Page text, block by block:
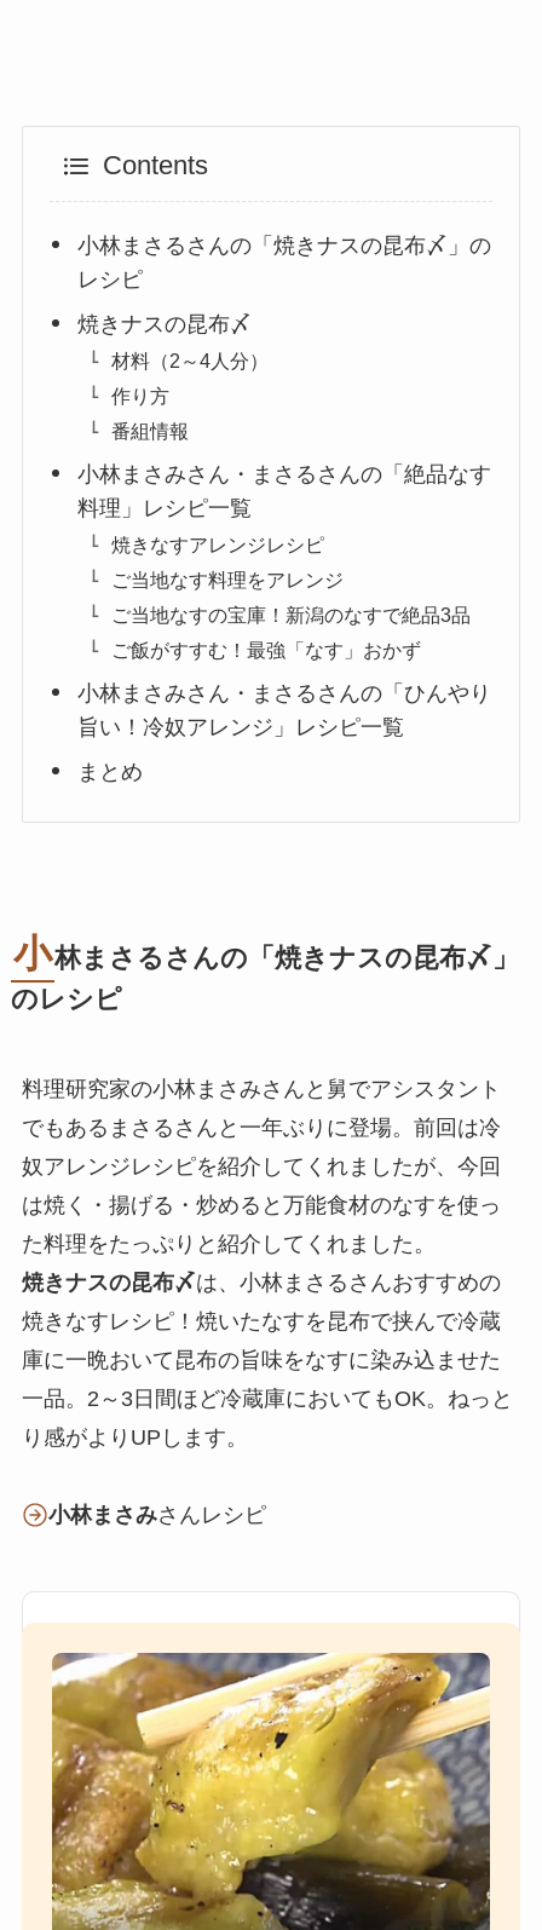
Contents
小林まさるさんの「焼きナスの昆布〆」の
レシピ
焼きナスの昆布〆
材料（2～4人分）
作り方
番組情報
小林まさみさん・まさるさんの「絶品なす
料理」レシピ一覧
焼きなすアレンジレシピ
ご当地なす料理をアレンジ
ご当地なすの宝庫！新潟のなすで絶品3品
ご飯がすすむ！最強「なす」おかず
小林まさみさん・まさるさんの「ひんやり
旨い！冷奴アレンジ」レシピ一覧
まとめ
小林まさるさんの「焼きナスの昆布〆」
のレシピ
料理研究家の小林まさみさんと舅でアシスタント
でもあるまさるさんと一年ぶりに登場。前回は冷
奴アレンジレシピを紹介してくれましたが、今回
は焼く・揚げる・炒めると万能食材のなすを使っ
た料理をたっぷりと紹介してくれました。
焼きナスの昆布〆は、小林まさるさんおすすめの
焼きなすレシピ！焼いたなすを昆布で挟んで冷蔵
庫に一晩おいて昆布の旨味をなすに染み込ませた
一品。2～3日間ほど冷蔵庫においてもOK。ねっと
り感がよりUPします。
小林まさみさんレシピ